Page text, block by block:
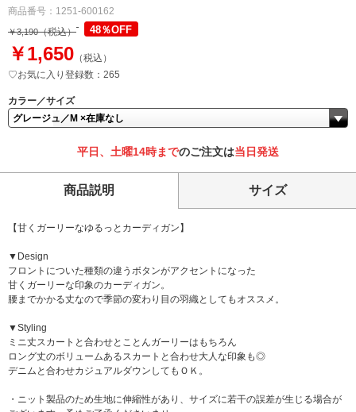
商品番号： 1251-600162
￥3,190（税込） 48％OFF
￥1,650 （税込）
♡お気に入り登録数：265
カラー／サイズ
平日、土曜14時までのご注文は当日発送
商品説明 サイズ
【甘くガーリーなゆるっとカーディガン】
▼Design
フロントについた種類の違うボタンがアクセントになった
甘くガーリーな印象のカーディガン。
腰までかかる丈なので季節の変わり目の羽織としてもオススメ。
▼Styling
ミニ丈スカートと合わせとことんガーリーはもちろん
ロング丈のボリュームあるスカートと合わせ大人な印象も◎
デニムと合わせカジュアルダウンしてもＯＫ。
・ニット製品のため生地に伸縮性があり、サイズに若干の誤差が生じる場合が